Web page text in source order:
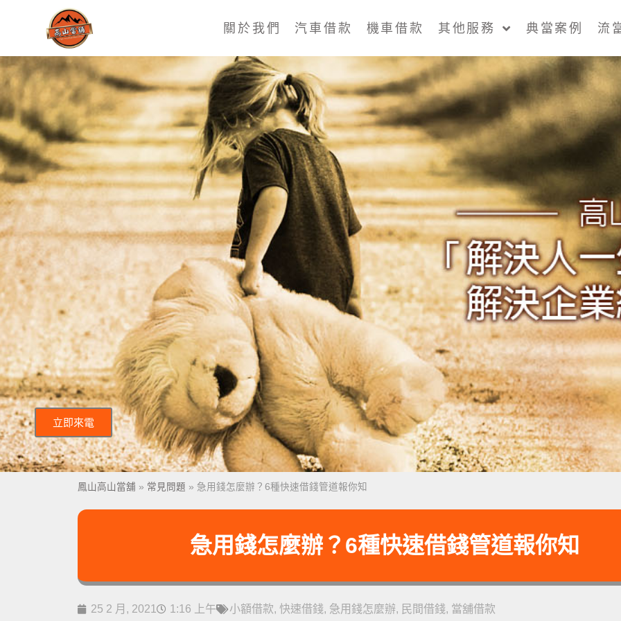
關於我們 汽車借款 機車借款 其他服務 典當案例 流
立即來電
鳳山高山當舖 » 常見問題 » 急用錢怎麼辦？6種快速借錢管道報你知
急用錢怎麼辦？6種快速借錢管道報你知
25 2 月, 2021 1:16 上午 小額借款, 快速借錢, 急用錢怎麼辦, 民間借錢, 當舖借款